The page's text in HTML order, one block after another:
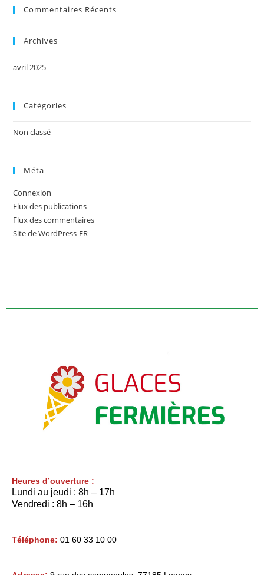
Commentaires Récents
Archives
avril 2025
Catégories
Non classé
Méta
Connexion
Flux des publications
Flux des commentaires
Site de WordPress-FR
Heures d’ouverture :
Lundi au jeudi : 8h – 17h
Vendredi : 8h – 16h
Téléphone: 01 60 33 10 00